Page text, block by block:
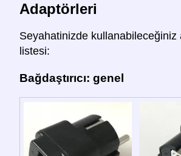
Adaptörleri
Seyahatinizde kullanabileceğiniz
listesi:
Bağdaştırıcı: genel